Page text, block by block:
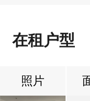
在租户型
照片